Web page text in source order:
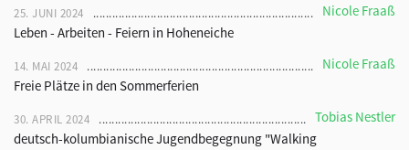
25. JUNI 2024
Nicole Fraaß
Leben - Arbeiten - Feiern in Hoheneiche
14. MAI 2024
Nicole Fraaß
Freie Plätze in den Sommerferien
30. APRIL 2024
Tobias Nestler
deutsch-kolumbianische Jugendbegegnung "Walking